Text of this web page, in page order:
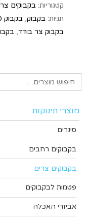
קטגוריות: בקבוקים
תגיות: בקבוק, בקבוק 250 מ"ל
בקבוק צר בודד,
מוצרי תינוקות
סינרים
בקבוקים רחבים
בקבוקים צרים
פטמות לבקבוקים
אביזרי האכלה